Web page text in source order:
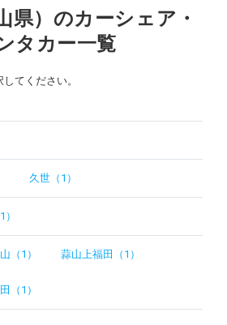
県）のカーシェア・
タカー一覧
てください。
久世（1）
（1） 蒜山上福田（1）
（1）
リの使い方